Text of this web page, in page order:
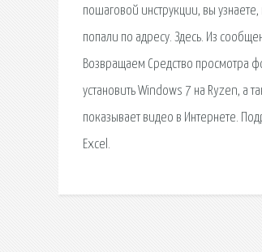
пошаговой инструкции, вы
попали по адресу. Здесь. Из
Возвращаем Средство просмотра
установить Windows 7 на Ryzen, а
показывает видео в Интернете.
Excel.